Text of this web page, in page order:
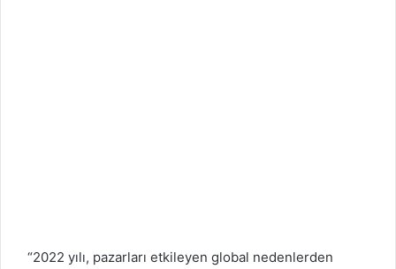
“2022 yılı, pazarları etkileyen global nedenlerden